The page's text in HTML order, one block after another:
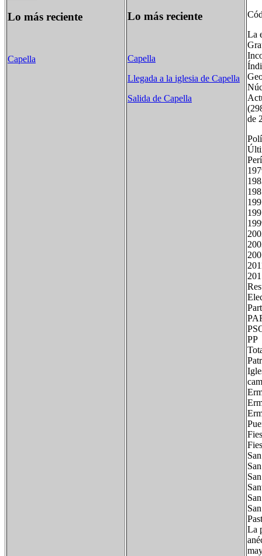
Lo más reciente
Capella
Lo más reciente
Capella
Llegada a la iglesia de Capella
Salida de Capella
La
de
La